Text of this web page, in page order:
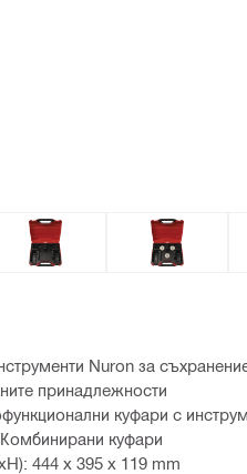
Nuron за
принадлежности
куфари с
куфари
444 x 395 x 119 mm